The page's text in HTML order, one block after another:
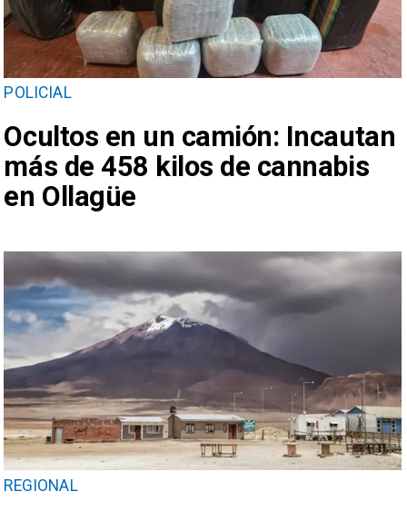
POLICIAL
Ocultos en un camión: Incautan
más de 458 kilos de cannabis
en Ollagüe
REGIONAL